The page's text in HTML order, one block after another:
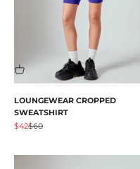
LOUNGEWEAR CROPPED
SWEATSHIRT
Prezzo scontato
$42Prezzo
$60